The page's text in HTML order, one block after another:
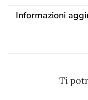
Informazioni
Ti